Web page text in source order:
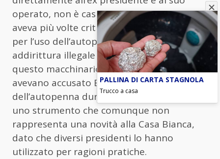
operato, non è casuale. Trump, infatti,
aveva più volte criticato il suo predecessore
per l’uso dell’autopenna, considerando
addirittura illegale alcuni atti firmati con
questo macchinario. Più volte i repubblicani
avevano accusato Biden di aver abusato
dell’autopenna durante il suo mandato,
uno strumento che comunque non
rappresenta una novità alla Casa Bianca,
dato che diversi presidenti lo hanno
utilizzato per ragioni pratiche.
PALLINA DI CARTA STAGNOLA
Trucco a casa